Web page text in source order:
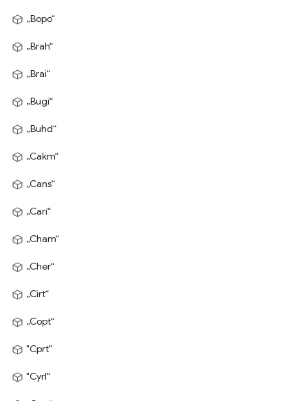
„Bopo“
„Brah“
„Brai“
„Bugi“
„Buhd“
„Cakm“
„Cans“
„Cari“
„Cham“
„Cher“
„Cirt“
„Copt“
"Cprt"
"Cyrl"